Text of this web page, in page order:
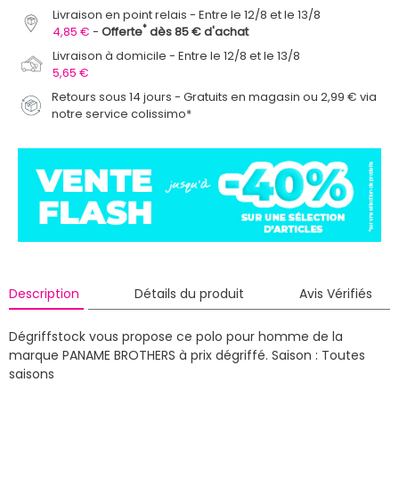
Livraison en point relais
Entre le 12/8 et le 13/8
4,85 €
Offerte* dès 85 € d'achat
Livraison à domicile
Entre le 12/8 et le 13/8
5,65 €
Retours sous 14 jours - Gratuits en magasin ou 2,99 € via
notre service colissimo*
Description Détails du produit Avis Vérifiés
Dégriffstock vous propose ce polo pour homme de la
marque PANAME BROTHERS à prix dégriffé. Saison : Toutes
saisons